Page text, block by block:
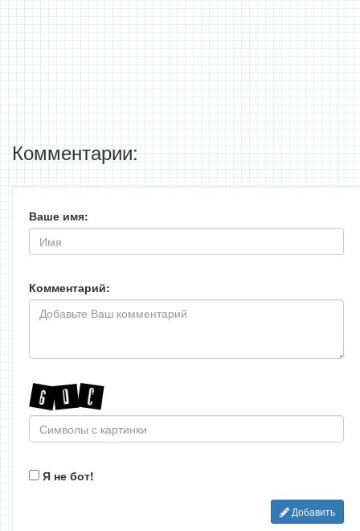
Комментарии:
Ваше имя:
Комментарий:
Я не бот!
Добавить